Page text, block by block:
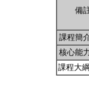
備
課程簡
核心能
課程大綱